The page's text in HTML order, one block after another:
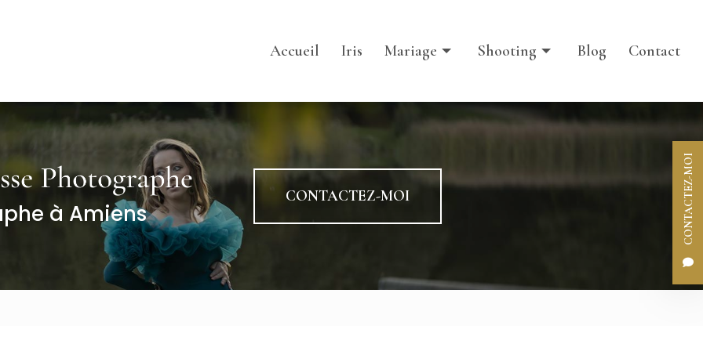
CONTACTEZ-MOI
Maternité & nouveaux nés
Familles & enfants
Accueil Iris Mariage
Galerie mariage
Shooting
Galerie shooting
Blog Contact
à Amiens
CONTACTEZ-MOI